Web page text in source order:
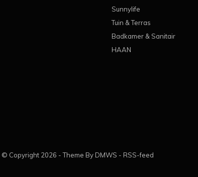
Sunnylife
Tuin & Terras
Badkamer & Sanitair
HAAN
© Copyright 2026 - Theme By DMWS - RSS-feed